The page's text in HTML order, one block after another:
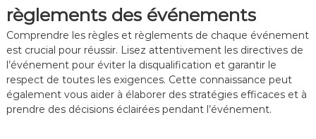
règlements des événements
Comprendre les règles et règlements de chaque événement
est crucial pour réussir. Lisez attentivement les directives de
l’événement pour éviter la disqualification et garantir le
respect de toutes les exigences. Cette connaissance peut
également vous aider à élaborer des stratégies efficaces et à
prendre des décisions éclairées pendant l’événement.